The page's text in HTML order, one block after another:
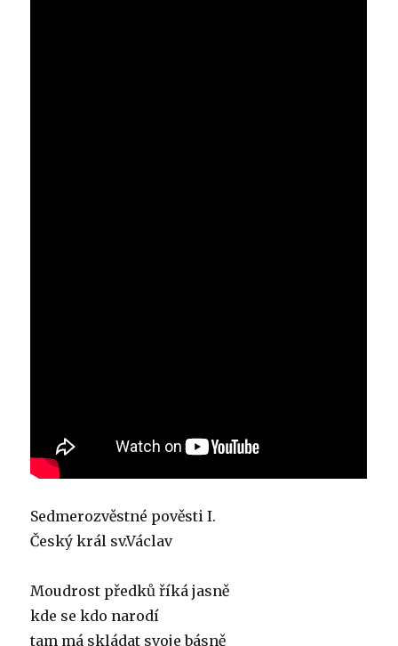
Sedmerozvěstné pověsti I.
Český král sv.Václav
Moudrost předků říká jasně
kde se kdo narodí
tam má skládat svoje básně